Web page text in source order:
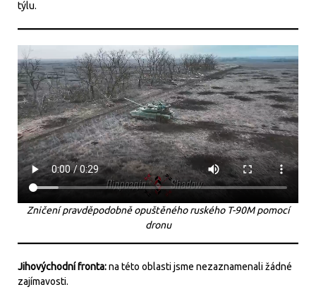
týlu.
Zničení pravděpodobně opuštěného ruského T-90M pomocí
dronu
Jihovýchodní fronta:na této oblasti jsme nezaznamenali žádné
zajímavosti.